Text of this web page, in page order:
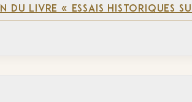
DU LIVRE « ESSAIS HISTORIQUES